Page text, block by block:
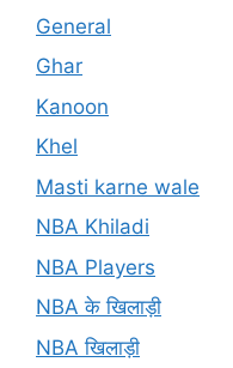
General
Ghar
Kanoon
Khel
Masti karne wale
NBA Khiladi
NBA Players
NBA के खिलाड़ी
NBA खिलाड़ी